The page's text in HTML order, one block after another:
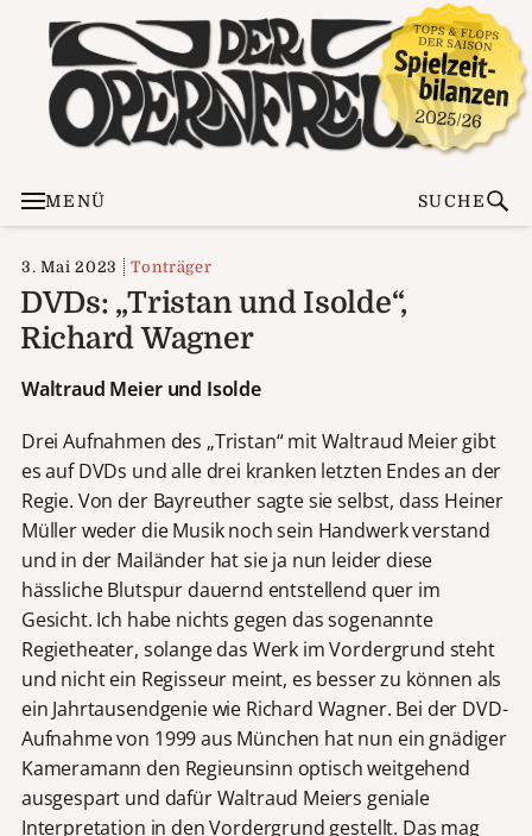
MENÜ SUCHE
3. Mai 2023 Tonträger
DVDs: „Tristan und Isolde“,
Richard Wagner
Waltraud Meier und Isolde
Drei Aufnahmen des „Tristan“ mit Waltraud Meier gibt
es auf DVDs und alle drei kranken letzten Endes an der
Regie. Von der Bayreuther sagte sie selbst, dass Heiner
Müller weder die Musik noch sein Handwerk verstand
und in der Mailänder hat sie ja nun leider diese
hässliche Blutspur dauernd entstellend quer im
Gesicht. Ich habe nichts gegen das sogenannte
Regietheater, solange das Werk im Vordergrund steht
und nicht ein Regisseur meint, es besser zu können als
ein Jahrtausendgenie wie Richard Wagner. Bei der DVD-
Aufnahme von 1999 aus München hat nun ein gnädiger
Kameramann den Regieunsinn optisch weitgehend
ausgespart und dafür Waltraud Meiers geniale
Interpretation in den Vordergrund gestellt. Das mag